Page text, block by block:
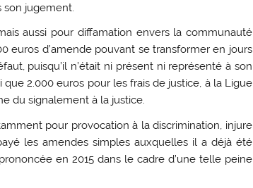
son jugement.
aussi pour diffamation envers la communauté
euros d’amende pouvant se transformer en jours
puisqu’il n’était ni présent ni représenté à son
2.000 euros pour les frais de justice, à la Ligue
du signalement à la justice.
pour provocation à la discrimination, injure
les amendes simples auxquelles il a déjà été
en 2015 dans le cadre d’une telle peine